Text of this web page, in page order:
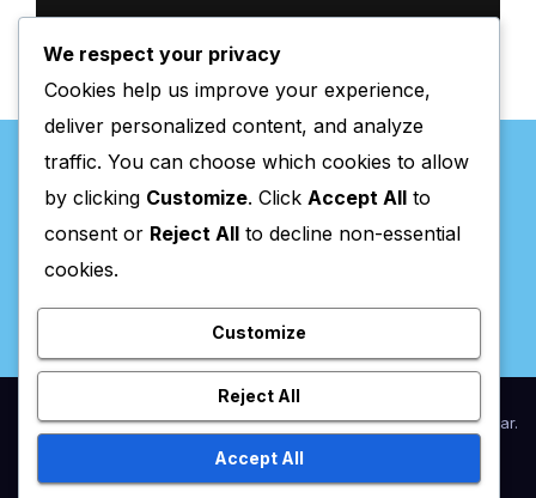
Valpaços Online
Proudly powered by WordPress|Theme:NewsupbyThemeansar.
HomeAnunciar / AssinaturasEstatuto EditorialFicha Técnica
We respect your privacy
Cookies help us improve your experience,
deliver personalized content, and analyze
traffic. You can choose which cookies to allow
by clicking Customize. Click Accept All to
consent or Reject All to decline non-essential
cookies.
Customize
Reject All
Accept All